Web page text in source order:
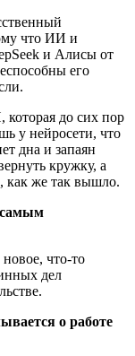
что ИИ и
и Алисы от
его
до сих пор
у нейросети, что
дна и запаян
кружку, а
как же так вышло.
самым
новое, что-то
дел
о работе